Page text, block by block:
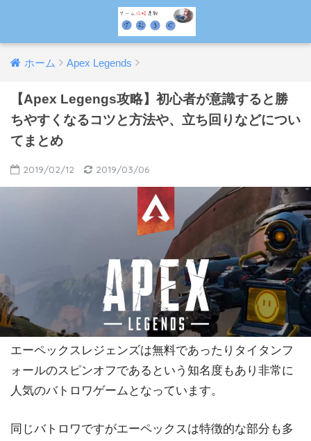
ホーム Apex Legends
【Apex Legengs攻略】初心者が意識すると勝
ちやすくなるコツと方法や、立ち回りなどについ
てまとめ
2019/02/12 2019/03/06
エーペックスレジェンズは無料であったりタイタンフ
ォールのスピンオフであるという知名度もあり非常に
人気のバトロワゲームとなっています。
同じバトロワですがエーペックスは特徴的な部分も多